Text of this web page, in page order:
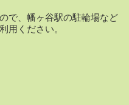
で、幡ヶ谷駅の駐輪場など
用ください。